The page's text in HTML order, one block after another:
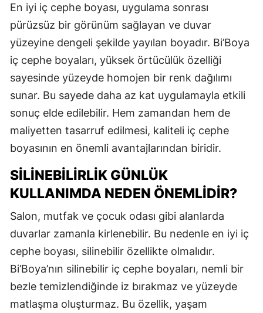
En iyi iç cephe boyası, uygulama sonrası
pürüzsüz bir görünüm sağlayan ve duvar
yüzeyine dengeli şekilde yayılan boyadır. Bi’Boya
iç cephe boyaları, yüksek örtücülük özelliği
sayesinde yüzeyde homojen bir renk dağılımı
sunar. Bu sayede daha az kat uygulamayla etkili
sonuç elde edilebilir. Hem zamandan hem de
maliyetten tasarruf edilmesi, kaliteli iç cephe
boyasının en önemli avantajlarından biridir.
SILINEBILIRLIK GÜNLÜK
KULLANIMDA NEDEN ÖNEMLIDIR?
Salon, mutfak ve çocuk odası gibi alanlarda
duvarlar zamanla kirlenebilir. Bu nedenle en iyi iç
cephe boyası, silinebilir özellikte olmalıdır.
Bi’Boya’nın silinebilir iç cephe boyaları, nemli bir
bezle temizlendiğinde iz bırakmaz ve yüzeyde
matlaşma oluşturmaz. Bu özellik, yaşam